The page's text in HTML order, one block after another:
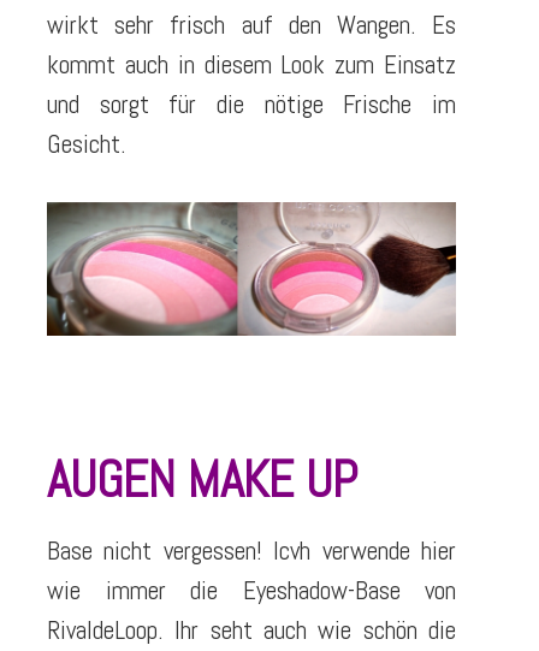
wirkt sehr frisch auf den Wangen. Es
kommt auch in diesem Look zum Einsatz
und sorgt für die nötige Frische im
Gesicht.
AUGEN MAKE UP
Base nicht vergessen! Icvh verwende hier
wie immer die Eyeshadow-Base von
RivaldeLoop. Ihr seht auch wie schön die